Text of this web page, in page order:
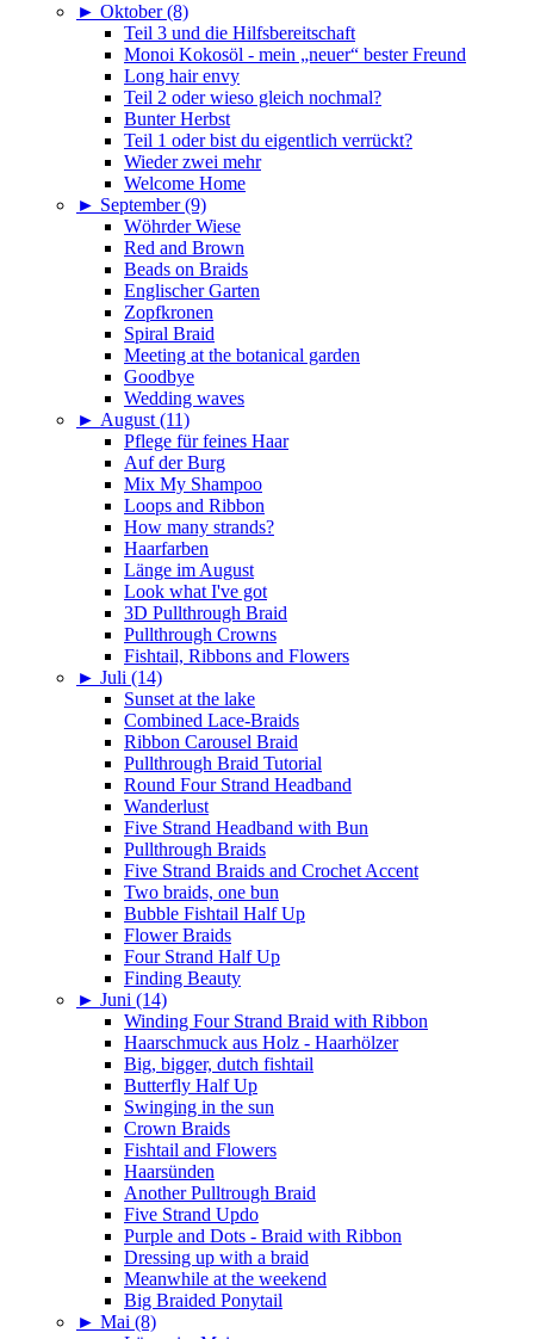
► Oktober (8)
Teil 3 und die Hilfsbereitschaft
Monoi Kokosöl - mein „neuer“ bester Freund
Long hair envy
Teil 2 oder wieso gleich nochmal?
Bunter Herbst
Teil 1 oder bist du eigentlich verrückt?
Wieder zwei mehr
Welcome Home
► September (9)
Wöhrder Wiese
Red and Brown
Beads on Braids
Englischer Garten
Zopfkronen
Spiral Braid
Meeting at the botanical garden
Goodbye
Wedding waves
► August (11)
Pflege für feines Haar
Auf der Burg
Mix My Shampoo
Loops and Ribbon
How many strands?
Haarfarben
Länge im August
Look what I've got
3D Pullthrough Braid
Pullthrough Crowns
Fishtail, Ribbons and Flowers
► Juli (14)
Sunset at the lake
Combined Lace-Braids
Ribbon Carousel Braid
Pullthrough Braid Tutorial
Round Four Strand Headband
Wanderlust
Five Strand Headband with Bun
Pullthrough Braids
Five Strand Braids and Crochet Accent
Two braids, one bun
Bubble Fishtail Half Up
Flower Braids
Four Strand Half Up
Finding Beauty
► Juni (14)
Winding Four Strand Braid with Ribbon
Haarschmuck aus Holz - Haarhölzer
Big, bigger, dutch fishtail
Butterfly Half Up
Swinging in the sun
Crown Braids
Fishtail and Flowers
Haarsünden
Another Pulltrough Braid
Five Strand Updo
Purple and Dots - Braid with Ribbon
Dressing up with a braid
Meanwhile at the weekend
Big Braided Ponytail
► Mai (8)